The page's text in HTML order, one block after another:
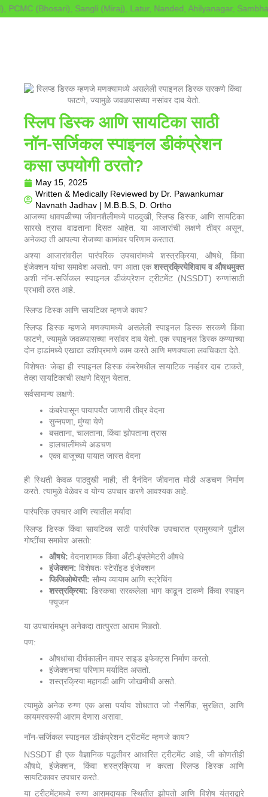
Skip
to
(Bhosari), Sangli (Miraj), Latur, Nanded, Ahilyanagar, Sambhaji
स्लिप डिस्क आणि सायटिका साठी
नॉन-सर्जिकल स्पाइनल डीकंप्रेशन
कसा उपयोगी ठरतो?
May 15, 2025
Written & Medically Reviewed by Dr. Pawankumar
Navnath Jadhav | M.B.B.S, D. Ortho
आजच्या धावपळीच्या जीवनशैलीमध्ये पाठदुखी, स्लिप्ड डिस्क, आणि सायटिका
सारखे त्रास वाढताना दिसत आहेत. या आजारांची लक्षणे तीव्र असून,
अनेकदा ती आपल्या रोजच्या कामांवर परिणाम करतात.
अश्या आजारांवरील पारंपरिक उपचारांमध्ये शस्त्रक्रिया, औषधे, किंवा
इंजेक्शन यांचा समावेश असतो. पण आता एकशस्त्रक्रियेशिवाय व औषधमुक्त
अशी नॉन-सर्जिकल स्पाइनल डीकंप्रेशन ट्रीटमेंट (NSSDT) रुग्णांसाठी
प्रभावी ठरत आहे.
स्लिप्ड डिस्क आणि सायटिका म्हणजे काय?
स्लिप्ड डिस्क म्हणजे मणक्यामध्ये असलेली स्पाइनल डिस्क सरकणे किंवा
फाटणे, ज्यामुळे जवळपासच्या नसांवर दाब येतो. एक स्पाइनल डिस्क कण्याच्या
दोन हाडांमध्ये एखाद्या उशीप्रमाणे काम करते आणि मणक्याला लवचिकता देते.
विशेषतः जेव्हा ही स्पाइनल डिस्क कंबरेमधील सायाटिक नर्व्हवर दाब टाकते,
तेव्हा सायटिकाची लक्षणे दिसून येतात.
सर्वसामान्य लक्षणे:
कंबरेपासून पायापर्यंत जाणारी तीव्र वेदना
सुन्नपणा, मुंग्या येणे
बसताना, चालताना, किंवा झोपताना त्रास
हालचालींमध्ये अडचण
एका बाजूच्या पायात जास्त वेदना
ही स्थिती केवळ पाठदुखी नाही; ती दैनंदिन जीवनात मोठी अडचण निर्माण
करते. त्यामुळे वेळेवर व योग्य उपचार करणे आवश्यक आहे.
पारंपरिक उपचार आणि त्यातील मर्यादा
स्लिप्ड डिस्क किंवा सायटिका साठी पारंपरिक उपचारात प्रामुख्याने पुढील
गोष्टींचा समावेश असतो:
औषधे: वेदनाशामक किंवा अँटी-इंफ्लेमेटरी औषधे
इंजेक्शन: विशेषतः स्टेरॉइड इंजेक्शन
फिजिओथेरपी: सौम्य व्यायाम आणि स्ट्रेचिंग
शस्त्रक्रिया: डिस्कचा सरकलेला भाग काढून टाकणे किंवा स्पाइन
फ्यूजन
या उपचारांमधून अनेकदा तात्पुरता आराम मिळतो.
पण:
औषधांचा दीर्घकालीन वापर साइड इफेक्ट्स निर्माण करतो.
इंजेक्शनचा परिणाम मर्यादित असतो.
शस्त्रक्रिया महागडी आणि जोखमीची असते.
त्यामुळे अनेक रुग्ण एक असा पर्याय शोधतात जो नैसर्गिक, सुरक्षित, आणि
कायमस्वरूपी आराम देणारा असावा.
नॉन-सर्जिकल स्पाइनल डीकंप्रेशन ट्रीटमेंट म्हणजे काय?
NSSDT ही एक वैज्ञानिक पद्धतीवर आधारित ट्रीटमेंट आहे, जी कोणतीही
औषधे, इंजेक्शन, किंवा शस्त्रक्रिया न करता स्लिप्ड डिस्क आणि
सायटिकावर उपचार करते.
या ट्रीटमेंटमध्ये रुग्ण आरामदायक स्थितीत झोपतो आणि विशेष यंत्राद्वारे